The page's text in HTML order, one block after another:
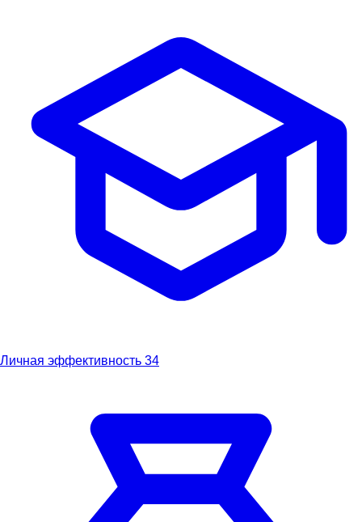
Личная эффективность 34